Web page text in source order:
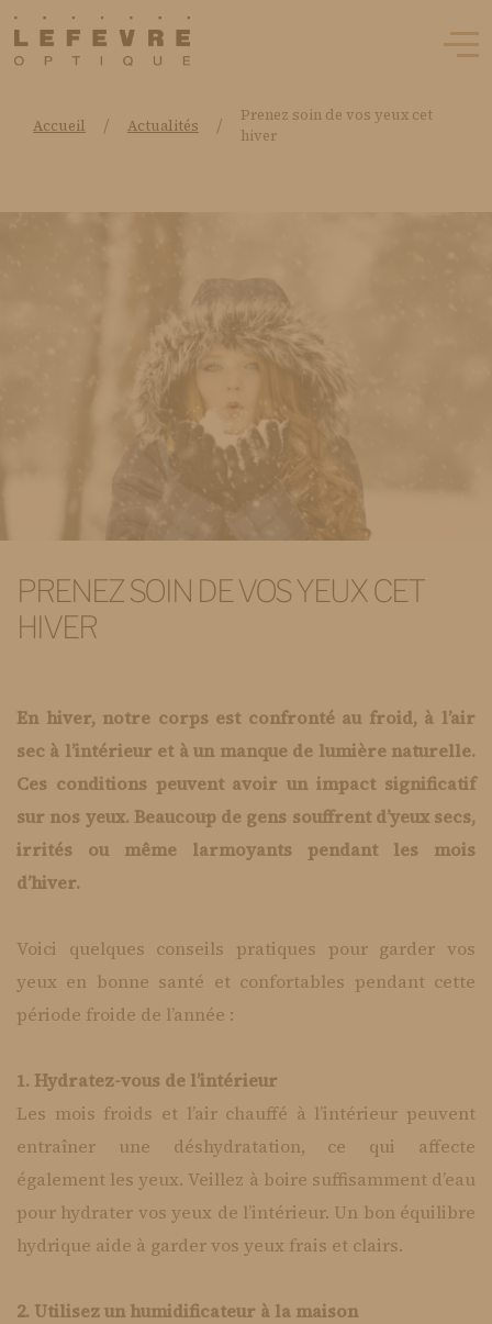
Accueil / Actualités /
Prenez soin de vos yeux cet
hiver
PRENEZ SOIN DE VOS YEUX CET
HIVER
En hiver, notre corps est confronté au froid, à l’air
sec à l’intérieur et à un manque de lumière naturelle.
Ces conditions peuvent avoir un impact significatif
sur nos yeux. Beaucoup de gens souffrent d’yeux secs,
irrités ou même larmoyants pendant les mois
d’hiver.
Voici quelques conseils pratiques pour garder vos
yeux en bonne santé et confortables pendant cette
période froide de l’année :
1. Hydratez-vous de l’intérieur
Les mois froids et l’air chauffé à l’intérieur peuvent
entraîner une déshydratation, ce qui affecte
également les yeux. Veillez à boire suffisamment d’eau
pour hydrater vos yeux de l’intérieur. Un bon équilibre
hydrique aide à garder vos yeux frais et clairs.
2. Utilisez un humidificateur à la maison